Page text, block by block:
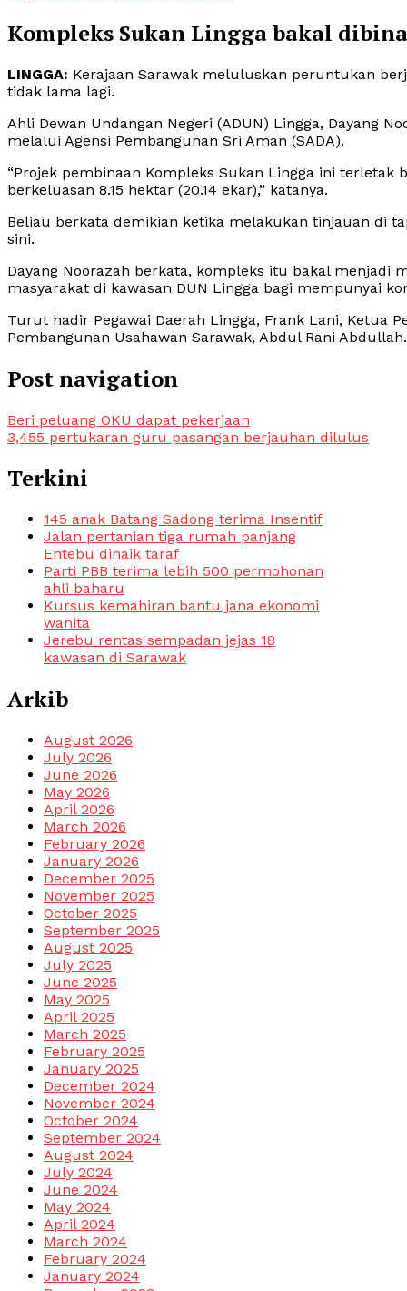
Kompleks Sukan Lingga bakal
LINGGA: Kerajaan Sarawak meluluskan peruntukan
tidak lama lagi.
Ahli Dewan Undangan Negeri (ADUN) Lingga, Dayang
melalui Agensi Pembangunan Sri Aman (SADA).
“Projek pembinaan Kompleks Sukan Lingga ini terletak
berkeluasan 8.15 hektar (20.14 ekar),” katanya.
Beliau berkata demikian ketika melakukan tinjauan di
sini.
Dayang Noorazah berkata, kompleks itu bakal
masyarakat di kawasan DUN Lingga bagi mempunyai
Turut hadir Pegawai Daerah Lingga, Frank Lani, Ketua
Pembangunan Usahawan Sarawak, Abdul Rani Abdullah.
Post navigation
Beri peluang OKU dapat pekerjaan
3,455 pertukaran guru pasangan berjauhan dilulus
Terkini
145 anak Batang Sadong terima Insentif
Jalan pertanian tiga rumah panjang
Entebu dinaik taraf
Parti PBB terima lebih 500 permohonan
ahli baharu
Kursus kemahiran bantu jana ekonomi
wanita
Jerebu rentas sempadan jejas 18
kawasan di Sarawak
Arkib
August 2026
July 2026
June 2026
May 2026
April 2026
March 2026
February 2026
January 2026
December 2025
November 2025
October 2025
September 2025
August 2025
July 2025
June 2025
May 2025
April 2025
March 2025
February 2025
January 2025
December 2024
November 2024
October 2024
September 2024
August 2024
July 2024
June 2024
May 2024
April 2024
March 2024
February 2024
January 2024